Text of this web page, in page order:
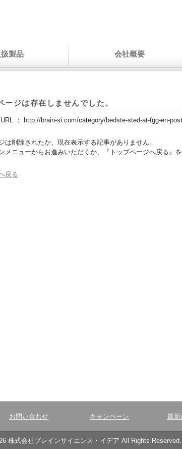
製品 会社概要
ージは存在しませんでした。
： http://brain-si.com/category/bedste-sted-at-fgg-en-
は削除されたか、現在表示する記事がありません。
メニューからお進みいただくか、『トップページへ戻る』を
戻る
お問い合わせ キャンペーン 最新
株式会社ブレインサイエンス・イデア All Rights Reserved.